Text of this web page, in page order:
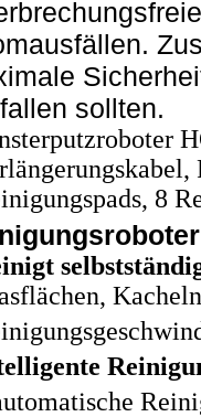
sollten.
8